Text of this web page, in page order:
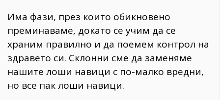
Gentlemen
382
Wellness
1817
ПОСЛЕДВАЙТЕ
Има фази, през които обикновено
преминаваме, докато се учим да се
храним правилно и да поемем контрол на
здравето си. Склонни сме да заменяме
нашите лоши навици с по-малко вредни,
но все пак лоши навици.